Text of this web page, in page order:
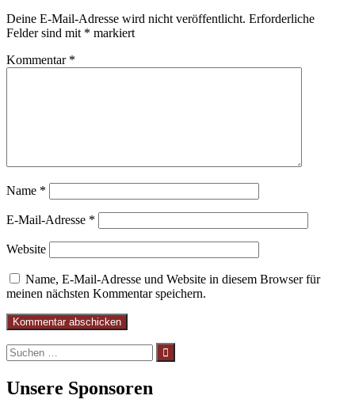
Deine E-Mail-Adresse wird nicht veröffentlicht. Erforderliche
Felder sind mit * markiert
Kommentar *
Name *
E-Mail-Adresse *
Website
Name, E-Mail-Adresse und Website in diesem Browser für
meinen nächsten Kommentar speichern.
Suchen
nach:
Unsere Sponsoren